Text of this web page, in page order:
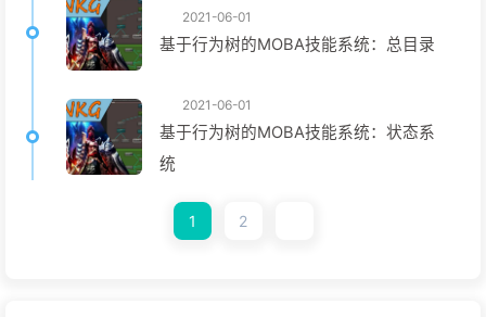
2021-06-01
基于行为树的MOBA技能系统：总目录
2021-06-01
基于行为树的MOBA技能系统：状态系
统
1 2